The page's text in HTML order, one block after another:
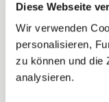
Diese Webseite
Wir verwenden
personalisieren,
zu können und die
analysieren.
disappunto,
accettare
sergente. Per
non sia stato
trasparente ai